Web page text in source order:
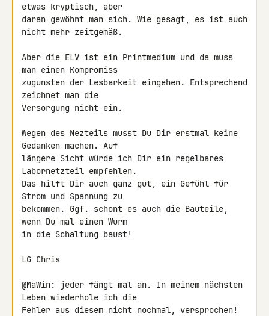
etwas kryptisch, aber
daran gewöhnt man sich. Wie gesagt, es ist auch
nicht mehr zeitgemäß.
Aber die ELV ist ein Printmedium und da muss
man einen Kompromiss
zugunsten der Lesbarkeit eingehen. Entsprechend
zeichnet man die
Versorgung nicht ein.
Wegen des Nezteils musst Du Dir erstmal keine
Gedanken machen. Auf
längere Sicht würde ich Dir ein regelbares
Labornetzteil empfehlen.
Das hilft Dir auch ganz gut, ein Gefühl für
Strom und Spannung zu
bekommen. Ggf. schont es auch die Bauteile,
wenn Du mal einen Wurm
in die Schaltung baust!
LG Chris
@MaWin: jeder fängt mal an. In meinem nächsten
Leben wiederhole ich die
Fehler aus diesem nicht nochmal, versprochen!